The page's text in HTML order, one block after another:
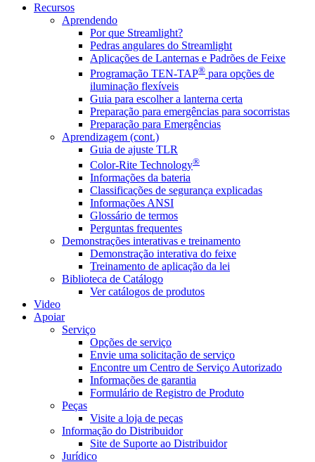
Recursos
Aprendendo
Por que Streamlight?
Pedras angulares do Streamlight
Aplicações de Lanternas e Padrões de Feixe
Programação TEN-TAP® para opções de
iluminação flexíveis
Guia para escolher a lanterna certa
Preparação para emergências para socorristas
Preparação para Emergências
Aprendizagem (cont.)
Guia de ajuste TLR
Color-Rite Technology®
Informações da bateria
Classificações de segurança explicadas
Informações ANSI
Glossário de termos
Perguntas frequentes
Demonstrações interativas e treinamento
Demonstração interativa do feixe
Treinamento de aplicação da lei
Biblioteca de Catálogo
Ver catálogos de produtos
Video
Apoiar
Serviço
Opções de serviço
Envie uma solicitação de serviço
Encontre um Centro de Serviço Autorizado
Informações de garantia
Formulário de Registro de Produto
Peças
Visite a loja de peças
Informação do Distribuidor
Site de Suporte ao Distribuidor
Jurídico